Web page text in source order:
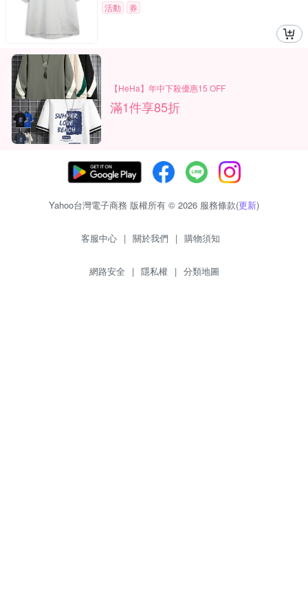
活動 券
【HeHa】年中下殺優惠15 OFF
滿1件享85折
Yahoo台灣電子商務 版權所有 © 2026 服務條款(更新)
客服中心 | 關於我們 | 購物須知
網路安全 | 隱私權 | 分類地圖